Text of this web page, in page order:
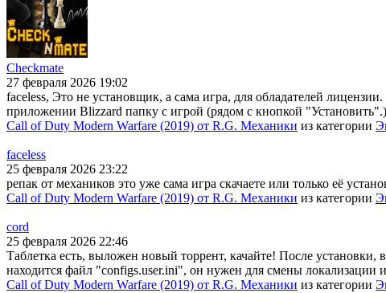
Checkmate
27 февраля 2026 19:02
faceless, Это не установщик, а сама игра, для обладателей
приложении Blizzard папку с игрой (рядом с кнопкой
Call of Duty Modern Warfare (2019) от R.G. Механики из категории
faceless
25 февраля 2026 23:22
репак от механиков это уже сама игра скачаете или только её
Call of Duty Modern Warfare (2019) от R.G. Механики из категории
cord
25 февраля 2026 22:46
Таблетка есть, выложен новый торрент, качайте! После
находится файл "configs.user.ini", он нужен для смены локализации
Call of Duty Modern Warfare (2019) от R.G. Механики из категории